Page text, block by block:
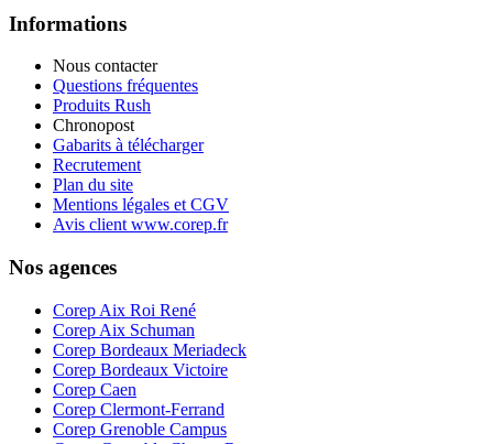
Informations
Nous contacter
Questions fréquentes
Produits Rush
Chronopost
Gabarits à télécharger
Recrutement
Plan du site
Mentions légales et CGV
Avis client www.corep.fr
Nos agences
Corep Aix Roi René
Corep Aix Schuman
Corep Bordeaux Meriadeck
Corep Bordeaux Victoire
Corep Caen
Corep Clermont-Ferrand
Corep Grenoble Campus